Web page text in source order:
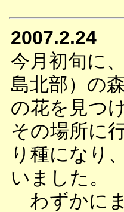
2007.2.24
今月初旬に
島北部）の
の花を見つ
その場所に
り種になり
いました。
わずかに